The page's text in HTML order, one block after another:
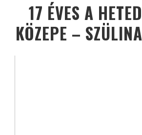
17 ÉVES A
KÖZEPE –